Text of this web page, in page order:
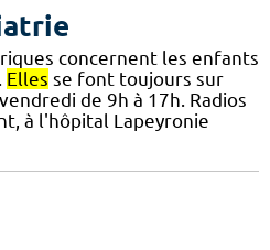
concernent les enfants
Elles se font toujours sur
de 9h à 17h. Radios
à l'hôpital Lapeyronie